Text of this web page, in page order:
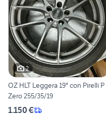
2
OZ HLT Leggera 19" con Pirelli P
Zero 255/35/19
1.150 €